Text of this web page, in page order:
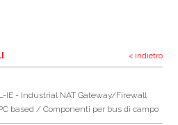
< indietro
IE - Industrial NAT Gateway/Firewall
based / Componenti per bus di campo